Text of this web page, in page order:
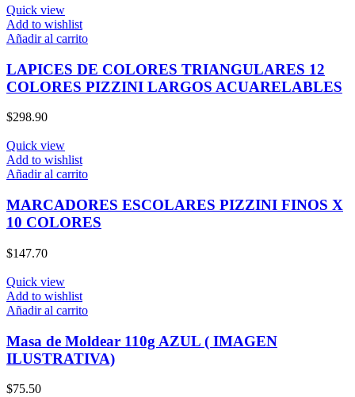
Quick view
Add to wishlist
Añadir al carrito
LAPICES DE COLORES TRIANGULARES 12
COLORES PIZZINI LARGOS ACUARELABLES
$298.90
Quick view
Add to wishlist
Añadir al carrito
MARCADORES ESCOLARES PIZZINI FINOS X
10 COLORES
$147.70
Quick view
Add to wishlist
Añadir al carrito
Masa de Moldear 110g AZUL ( IMAGEN
ILUSTRATIVA)
$75.50